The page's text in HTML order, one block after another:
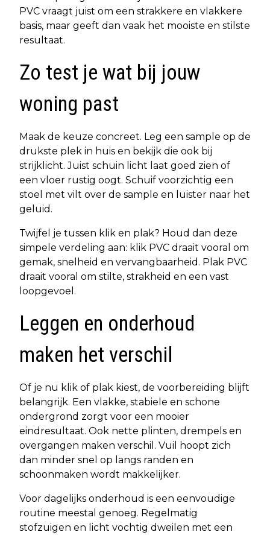
PVC vraagt juist om een strakkere en vlakkere
basis, maar geeft dan vaak het mooiste en stilste
resultaat.
Zo test je wat bij jouw
woning past
Maak de keuze concreet. Leg een sample op de
drukste plek in huis en bekijk die ook bij
strijklicht. Juist schuin licht laat goed zien of
een vloer rustig oogt. Schuif voorzichtig een
stoel met vilt over de sample en luister naar het
geluid.
Twijfel je tussen klik en plak? Houd dan deze
simpele verdeling aan: klik PVC draait vooral om
gemak, snelheid en vervangbaarheid. Plak PVC
draait vooral om stilte, strakheid en een vast
loopgevoel.
Leggen en onderhoud
maken het verschil
Of je nu klik of plak kiest, de voorbereiding blijft
belangrijk. Een vlakke, stabiele en schone
ondergrond zorgt voor een mooier
eindresultaat. Ook nette plinten, drempels en
overgangen maken verschil. Vuil hoopt zich
dan minder snel op langs randen en
schoonmaken wordt makkelijker.
Voor dagelijks onderhoud is een eenvoudige
routine meestal genoeg. Regelmatig
stofzuigen en licht vochtig dweilen met een